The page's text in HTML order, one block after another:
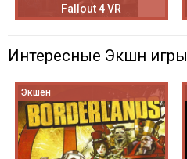
Fallout 4 VR
Интересные Экшн игры
Экшен